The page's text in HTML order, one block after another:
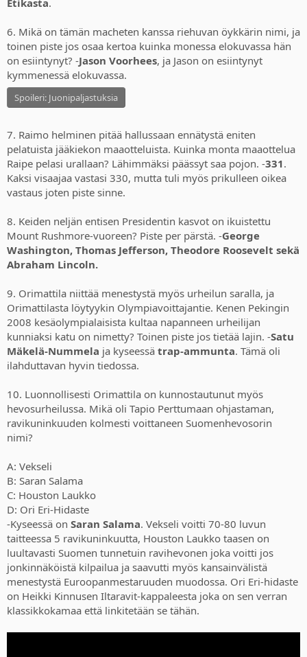
6. Mikä on tämän macheten kanssa riehuvan öykkärin nimi, ja
toinen piste jos osaa kertoa kuinka monessa elokuvassa hän
on esiintynyt? -Jason Voorhees, ja Jason on esiintynyt
kymmenessä elokuvassa.
Spoileri: Juonipaljastuksia
7. Raimo helminen pitää hallussaan ennätystä eniten
pelatuista jääkiekon maaotteluista. Kuinka monta maaottelua
Raipe pelasi urallaan? Lähimmäksi päässyt saa pojon. -331.
Kaksi visaajaa vastasi 330, mutta tuli myös prikulleen oikea
vastaus joten piste sinne.
8. Keiden neljän entisen Presidentin kasvot on ikuistettu
Mount Rushmore-vuoreen? Piste per pärstä. -George
Washington, Thomas Jefferson, Theodore Roosevelt sekä
Abraham Lincoln.
9. Orimattila niittää menestystä myös urheilun saralla, ja
Orimattilasta löytyykin Olympiavoittajantie. Kenen Pekingin
2008 kesäolympialaisista kultaa napanneen urheilijan
kunniaksi katu on nimetty? Toinen piste jos tietää lajin. -Satu
Mäkelä-Nummela ja kyseessä trap-ammunta. Tämä oli
ilahduttavan hyvin tiedossa.
10. Luonnollisesti Orimattila on kunnostautunut myös
hevosurheilussa. Mikä oli Tapio Perttumaan ohjastaman,
ravikuninkuuden kolmesti voittaneen Suomenhevosorin
nimi?
A: Vekseli
B: Saran Salama
C: Houston Laukko
D: Ori Eri-Hidaste
-Kyseessä on Saran Salama. Vekseli voitti 70-80 luvun
taitteessa 5 ravikuninkuutta, Houston Laukko taasen on
luultavasti Suomen tunnetuin ravihevonen joka voitti jos
jonkinnäköistä kilpailua ja saavutti myös kansainvälistä
menestystä Euroopanmestaruuden muodossa. Ori Eri-hidaste
on Heikki Kinnusen Iltaravit-kappaleesta joka on sen verran
klassikkokamaa että linkitetään se tähän.